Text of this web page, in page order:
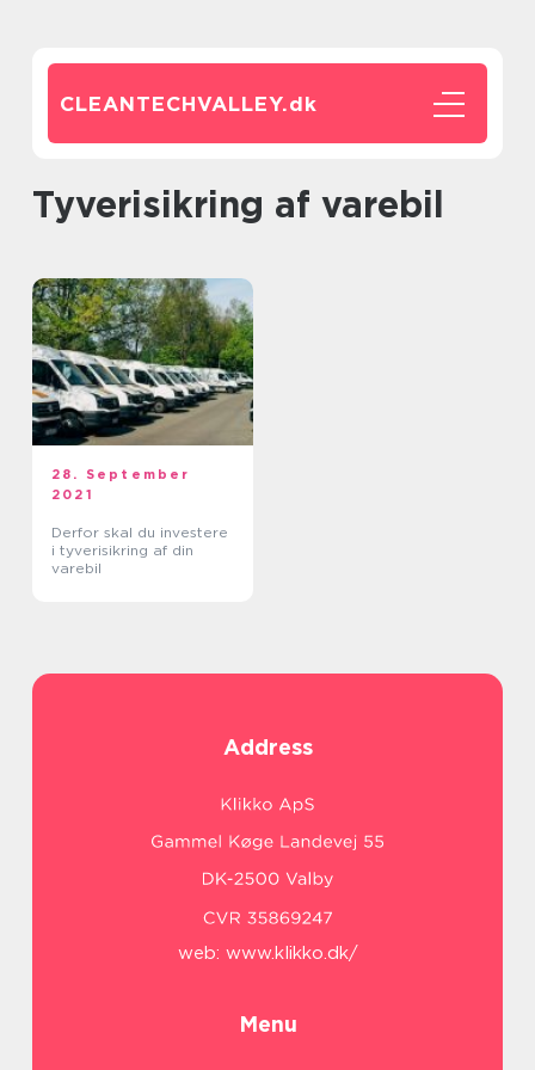
CLEANTECHVALLEY.dk
tyverisikring af varebil
28. September
2021
Derfor skal du investere
i tyverisikring af din
varebil
Address
web: www.klikko.dk/
Menu